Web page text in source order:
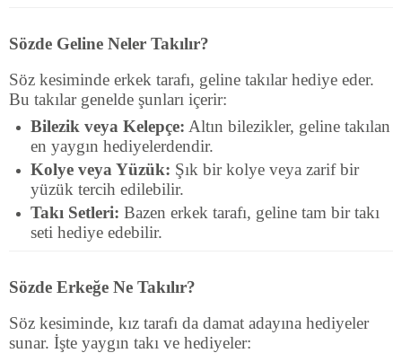
Sözde Geline Neler Takılır?
Söz kesiminde erkek tarafı, geline takılar hediye eder.
Bu takılar genelde şunları içerir:
Bilezik veya Kelepçe: Altın bilezikler, geline takılan
en yaygın hediyelerdendir.
Kolye veya Yüzük: Şık bir kolye veya zarif bir
yüzük tercih edilebilir.
Takı Setleri: Bazen erkek tarafı, geline tam bir takı
seti hediye edebilir.
Sözde Erkeğe Ne Takılır?
Söz kesiminde, kız tarafı da damat adayına hediyeler
sunar. İşte yaygın takı ve hediyeler: